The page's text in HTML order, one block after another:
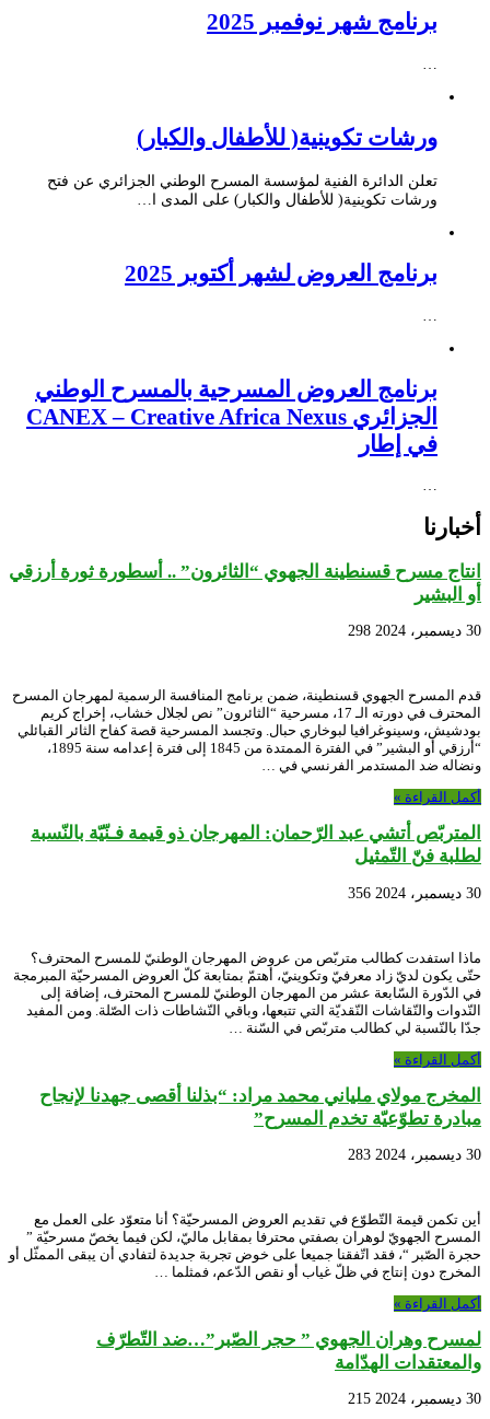
برنامج شهر نوفمبر 2025
ورشات تكوينية( للأطفال والكبار)
تعلن الدائرة الفنية لمؤسسة المسرح الوطني الجزائري عن فتح
ورشات تكوينية( للأطفال والكبار) على المدى ا…
برنامج العروض لشهر أكتوبر 2025
برنامج العروض المسرحية بالمسرح الوطني
الجزائري CANEX – Creative Africa Nexus
في إطار
…
أخبارنا
انتاج مسرح قسنطينة الجهوي “الثائرون” .. أسطورة ثورة أرزقي
أو البشير
30 ديسمبر، 2024 298
قدم المسرح الجهوي قسنطينة، ضمن برنامج المنافسة الرسمية لمهرجان المسرح
المحترف في دورته الـ 17، مسرحية “الثائرون” نص لجلال خشاب، إخراج كريم
بودشيش، وسينوغرافيا لبوخاري حبال. وتجسد المسرحية قصة كفاح الثائر القبائلي
“أرزقي أو البشير” في الفترة الممتدة من 1845 إلى فترة إعدامه سنة 1895،
ونضاله ضد المستدمر الفرنسي في …
أكمل القراءة »
المتربّص أتشي عبد الرّحمان: المهرجان ذو قيمة فـنّيّة بالنّسبة
لطلبة فنّ التّمثيل
30 ديسمبر، 2024 356
ماذا استفدت كطالب متربّص من عروض المهرجان الوطنيّ للمسرح المحترف؟
حتّى يكون لديّ زاد معرفيّ وتكوينيّ، أهتمّ بمتابعة كلّ العروض المسرحيّة المبرمجة
في الدّورة السّابعة عشر من المهرجان الوطنيّ للمسرح المحترف، إضافة إلى
النّدوات والنّقاشات النّقديّة التي تتبعها، وباقي النّشاطات ذات الصّلة. ومن المفيد
جدّا بالنّسبة لي كطالب متربّص في السّنة …
أكمل القراءة »
المخرج مولاي ملياني محمد مراد: “بذلنا أقصى جهدنا لإنجاح
مبادرة تطوّعيّة تخدم المسرح”
30 ديسمبر، 2024 283
أين تكمن قيمة التّطوّع في تقديم العروض المسرحيّة؟ أنا متعوّد على العمل مع
المسرح الجهويّ لوهران بصفتي محترفا بمقابل ماليّ، لكن فيما يخصّ مسرحيّة ”
حجرة الصّبر “، فقد اتّفقنا جميعا على خوض تجربة جديدة لتفادي أن يبقى الممثّل أو
المخرج دون إنتاج في ظلّ غياب أو نقص الدّعم، فمثلما …
أكمل القراءة »
لمسرح وهران الجهوي ” حجر الصّبر”…ضد التّطرّف
والمعتقدات الهدّامة
30 ديسمبر، 2024 215